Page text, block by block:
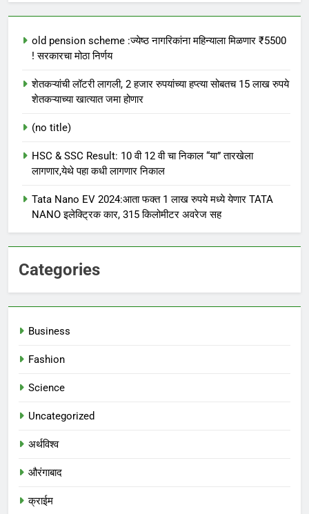
old pension scheme :ज्येष्ठ नागरिकांना महिन्याला मिळणार ₹5500
! सरकारचा मोठा निर्णय
शेतकऱ्यांची लॉटरी लागली, 2 हजार रुपयांच्या हप्त्या सोबतच 15 लाख रुपये
शेतकऱ्याच्या खात्यात जमा होणार
(no title)
HSC & SSC Result: 10 वी 12 वी चा निकाल “या” तारखेला
लागणार,येथे पहा कधी लागणार निकाल
Tata Nano EV 2024:आता फक्त 1 लाख रुपये मध्ये येणार TATA
NANO इलेक्ट्रिक कार, 315 किलोमीटर अवरेज सह
Categories
Business
Fashion
Science
Uncategorized
अर्थविश्व
औरंगाबाद
क्राईम